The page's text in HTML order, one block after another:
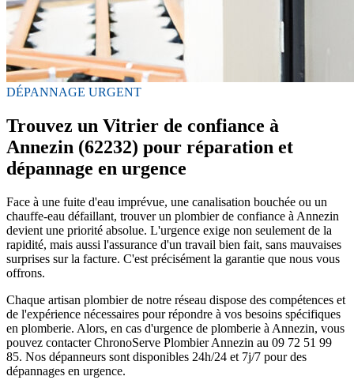
DÉPANNAGE URGENT
Trouvez un Vitrier de confiance à
Annezin (62232) pour réparation et
dépannage en urgence
Face à une fuite d'eau imprévue, une canalisation bouchée ou un
chauffe-eau défaillant, trouver un plombier de confiance à Annezin
devient une priorité absolue. L'urgence exige non seulement de la
rapidité, mais aussi l'assurance d'un travail bien fait, sans mauvaises
surprises sur la facture. C'est précisément la garantie que nous vous
offrons.
Chaque artisan plombier de notre réseau dispose des compétences et
de l'expérience nécessaires pour répondre à vos besoins spécifiques
en plomberie. Alors, en cas d'urgence de plomberie à Annezin, vous
pouvez contacter ChronoServe Plombier Annezin au 09 72 51 99
85. Nos dépanneurs sont disponibles 24h/24 et 7j/7 pour des
dépannages en urgence.